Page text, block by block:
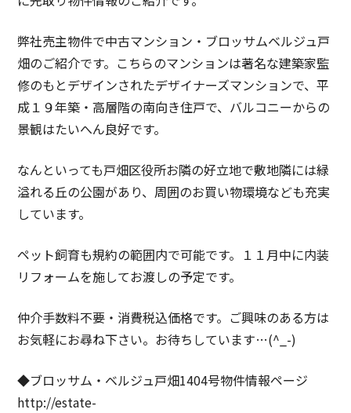
弊社売主物件で中古マンション・ブロッサムベルジュ戸
畑のご紹介です。こちらのマンションは著名な建築家監
修のもとデザインされたデザイナーズマンションで、平
成１９年築・高層階の南向き住戸で、バルコニーからの
景観はたいへん良好です。
なんといっても戸畑区役所お隣の好立地で敷地隣には緑
溢れる丘の公園があり、周囲のお買い物環境なども充実
しています。
ペット飼育も規約の範囲内で可能です。１１月中に内装
リフォームを施してお渡しの予定です。
仲介手数料不要・消費税込価格です。ご興味のある方は
お気軽にお尋ね下さい。お待ちしています…(^_-)
◆ブロッサム・ベルジュ戸畑1404号物件情報ページ
http://estate-